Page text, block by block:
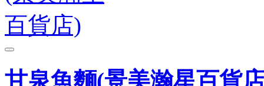
甘泉魚麵(景美瀚星百貨